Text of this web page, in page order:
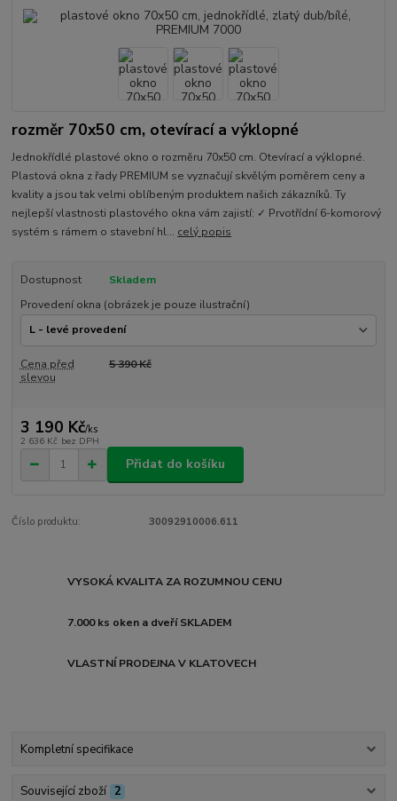
rozměr 70x50 cm, otevírací a výklopné
Jednokřídlé plastové okno o rozměru 70x50 cm. Otevírací a výklopné.
Plastová okna z řady PREMIUM se vyznačují skvělým poměrem ceny a
kvality a jsou tak velmi oblíbeným produktem našich zákazníků. Ty
nejlepší vlastnosti plastového okna vám zajistí: ✓ Prvotřídní 6-komorový
systém s rámem o stavební hl... celý popis
Dostupnost
Skladem
Provedení okna (obrázek je pouze ilustrační)
Cena před
slevou
5 390 Kč
3 190 Kč/ks
2 636 Kč bez DPH
Přidat do košíku
Číslo produktu: 30092910006.611
VYSOKÁ KVALITA ZA ROZUMNOU CENU
7.000 ks oken a dveří SKLADEM
VLASTNÍ PRODEJNA V KLATOVECH
Kompletní specifikace
Související zboží 2